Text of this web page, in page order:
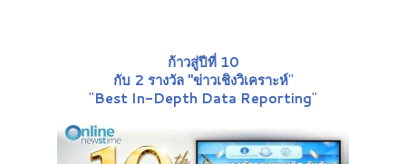
ก้าวสู่ปีที่ 10
กับ 2 รางวัล "ข่าวเชิงวิเคราะห์"
"Best In-Depth Data Reporting"